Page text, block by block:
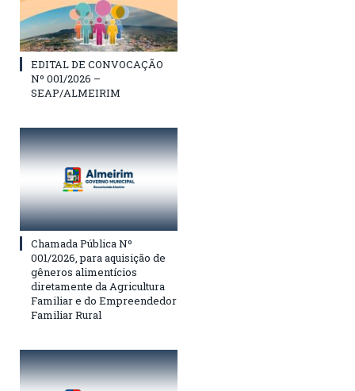
EDITAL DE CONVOCAÇÃO
Nº 001/2026 –
SEAP/ALMEIRIM
Chamada Pública Nº
001/2026, para aquisição de
gêneros alimentícios
diretamente da Agricultura
Familiar e do Empreendedor
Familiar Rural